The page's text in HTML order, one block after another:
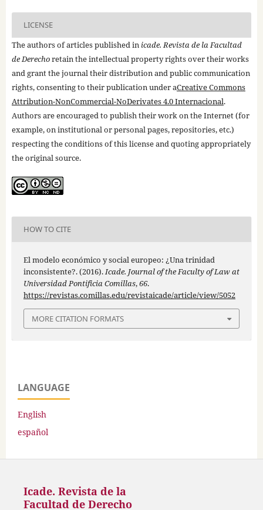
LICENSE
The authors of articles published in icade. Revista de la Facultad
de Derechoretain the intellectual property rights over their works
and grant the journal their distribution and public communication
rights, consenting to their publication under aCreative Commons
Attribution-NonCommercial-NoDerivates 4.0 Internacional.
Authors are encouraged to publish their work on the Internet (for
example, on institutional or personal pages, repositories, etc.)
respecting the conditions of this license and quoting appropriately
the original source.
HOW TO CITE
El modelo económico y social europeo: ¿Una trinidad
inconsistente?. (2016).Icade. Journal of the Faculty of Law at
Universidad Pontificia Comillas,66.
https://revistas.comillas.edu/revistaicade/article/view/5052
MORE CITATION FORMATS
LANGUAGE
English
español
Icade. Revista de la
Facultad de Derecho